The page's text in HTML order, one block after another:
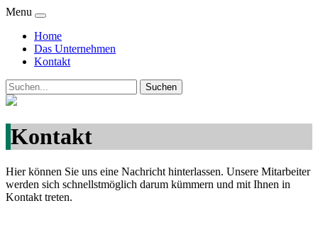
Menu
Home
Das Unternehmen
Kontakt
Kontakt
Hier können Sie uns eine Nachricht hinterlassen. Unsere Mitarbeiter
werden sich schnellstmöglich darum kümmern und mit Ihnen in
Kontakt treten.